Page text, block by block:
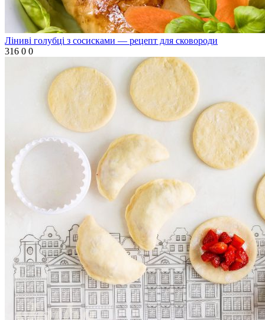
Ліниві голубці з сосисками — рецепт для сковороди
316 0 0